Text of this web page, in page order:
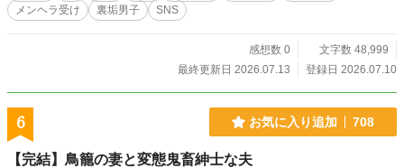
メンヘラ受け
裏垢男子 SNS
感想数 0
文字数 48,999
最終更新日 2026.07.13
登録日 2026.07.10
6 お気に入り追加 708
【完結】鳥籠の妻と変態鬼畜紳士な夫